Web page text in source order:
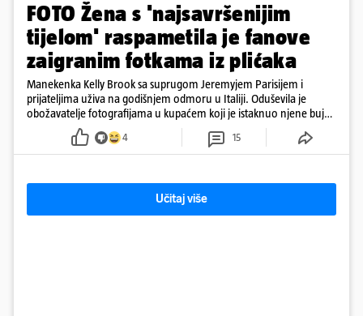
FOTO Žena s 'najsavršenijim
tijelom' raspametila je fanove
zaigranim fotkama iz plićaka
Manekenka Kelly Brook sa suprugom Jeremyjem Parisijem i
prijateljima uživa na godišnjem odmoru u Italiji. Oduševila je
obožavatelje fotografijama u kupaćem koji je istaknuo njene bujne
4 15
Učitaj više